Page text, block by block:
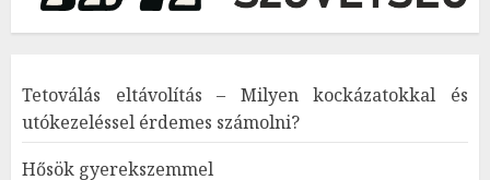
Tetoválás eltávolítás – Milyen kockázatokkal és
utókezeléssel érdemes számolni?
Hősök gyerekszemmel